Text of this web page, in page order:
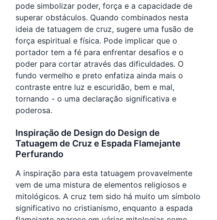
pode simbolizar poder, força e a capacidade de
superar obstáculos. Quando combinados nesta
ideia de tatuagem de cruz, sugere uma fusão de
força espiritual e física. Pode implicar que o
portador tem a fé para enfrentar desafios e o
poder para cortar através das dificuldades. O
fundo vermelho e preto enfatiza ainda mais o
contraste entre luz e escuridão, bem e mal,
tornando - o uma declaração significativa e
poderosa.
Inspiração de Design do Design de
Tatuagem de Cruz e Espada Flamejante
Perfurando
A inspiração para esta tatuagem provavelmente
vem de uma mistura de elementos religiosos e
mitológicos. A cruz tem sido há muito um símbolo
significativo no cristianismo, enquanto a espada